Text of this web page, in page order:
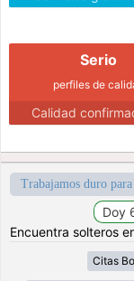
Serio
perfiles de
Calidad
Trabajamos duro
Encuentra solteros
Citas